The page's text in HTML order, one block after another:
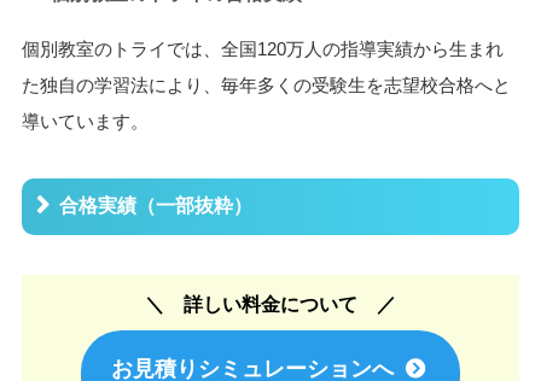
30秒で完了する簡単なものなので、授業料を知りたい方はぜ
ひ入会前に確認してみてください。
た独自の学習法により、毎年多くの受験生を志望校合格へと